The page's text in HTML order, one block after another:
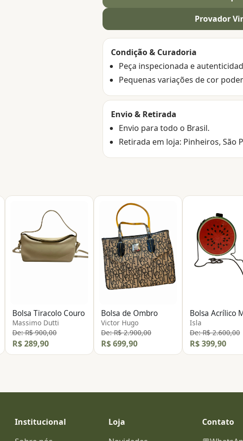
Provador
Condição & Curadoria
Peça inspecionada e
Pequenas variações de cor
Envio & Retirada
Envio para todo o Brasil.
Retirada em loja: Pinheiros, São
Bolsa Tiracolo Couro
Massimo Dutti
De: R$ 900,00
R$ 289,90
Bolsa de Ombro
Victor Hugo
De: R$ 2.900,00
R$ 699,90
Isla
De: R$ 2.600,00
R$ 399,90
Institucional
Loja
Contato